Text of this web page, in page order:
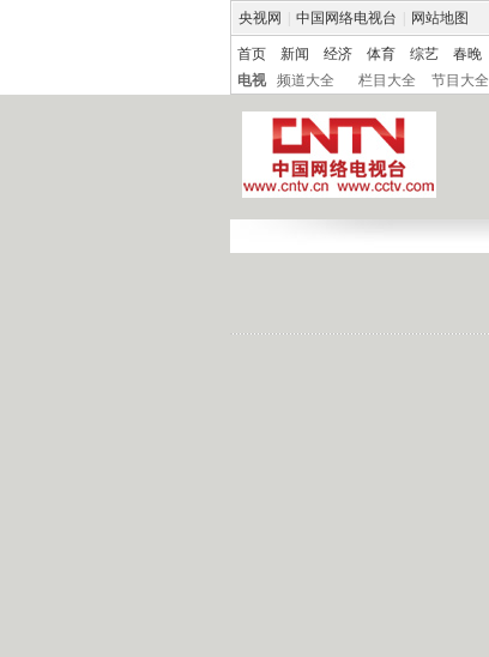
央视网 中国网络电视台 网站地图
首页 新闻 经济 体育 综艺 春晚
电视
频道大全 栏目大全 节目大全